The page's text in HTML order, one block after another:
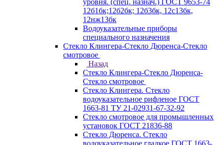
уровня. (спец. назнач.) ГОСТ 9653-74
12б1бк;12б2бк; 12б3бк, 12с13бк,
12нж13бк
Водоуказательные приборы
специального назначения
Стекло Клингера-Стекло Дюренса-Стекло
смотровое
Назад
Стекло Клингера-Стекло Дюренса-
Стекло смотровое
Стекло Клингера. Стекло
водоуказательное рифленое ГОСТ
1663-81 ТУ 21-02931-67-32-92
Стекло смотровое для промышленных
установок ГОСТ 21836-88
Стекло Дюренса. Стекло
водоуказательное гладкое ГОСТ 1663-